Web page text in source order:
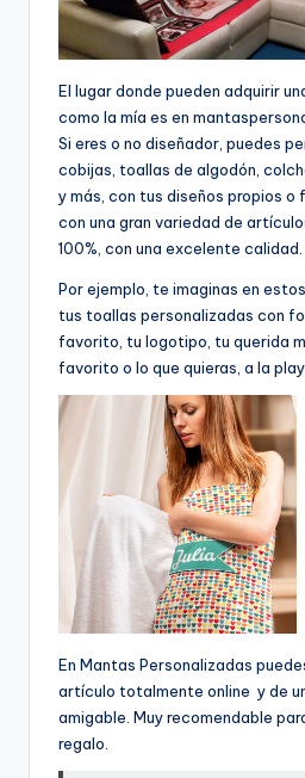
El lugar donde pueden adquirir
como la mía es en
Si eres o no diseñador, puedes
cobijas, toallas de algodón,
y más, con tus diseños propios
con una gran variedad de
100%, con una excelente calidad.
Por ejemplo, te imaginas en
tus toallas personalizadas con
favorito, tu logotipo, tu querida
favorito o lo que quieras, a la
En Mantas Personalizadas
artículo totalmente online y de
amigable. Muy recomendable
regalo.